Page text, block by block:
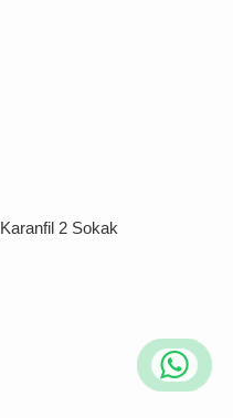
2 Sokak